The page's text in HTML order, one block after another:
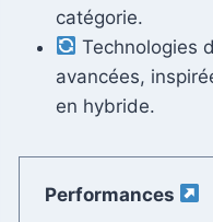
catégorie.
Technologies
avancées,
en hybride.
Performances